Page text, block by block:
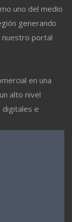
uno del medio
generando
nuestro portal
en una
alto nivel
digitales e